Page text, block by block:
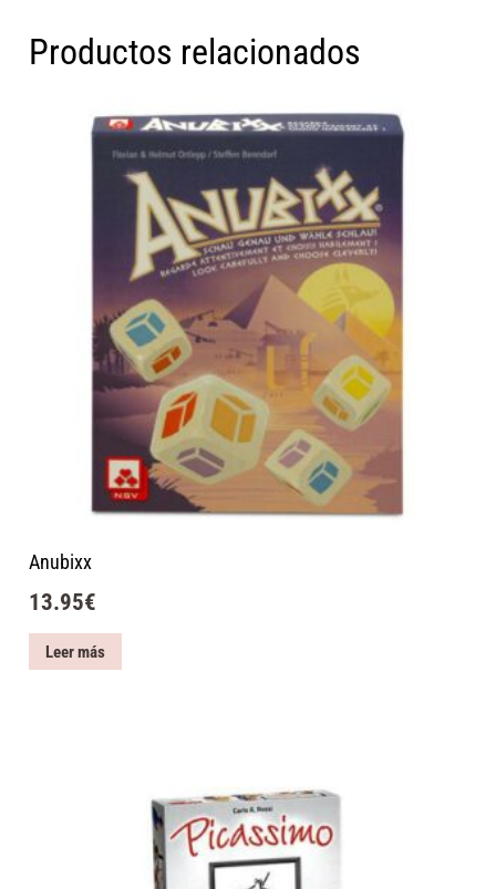
Productos relacionados
Anubixx
13.95€
Leer más